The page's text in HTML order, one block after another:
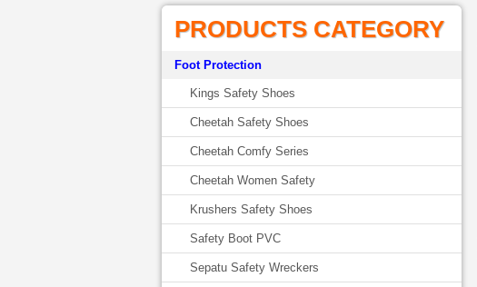
PRODUCTS CATEGORY
Foot Protection
Kings Safety Shoes
Cheetah Safety Shoes
Cheetah Comfy Series
Cheetah Women Safety
Krushers Safety Shoes
Safety Boot PVC
Sepatu Safety Wreckers